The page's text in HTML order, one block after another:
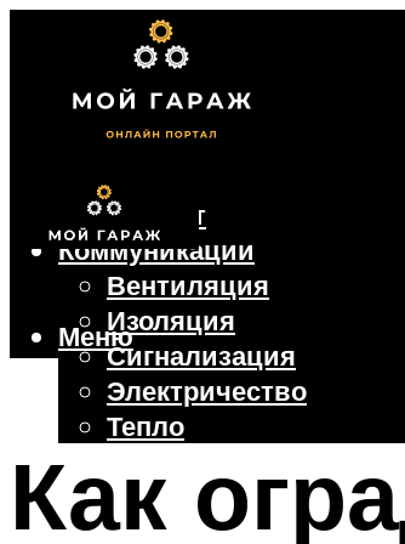
Фундамент
Коммуникации
Вентиляция
Изоляция
Сигнализация
Электричество
Тепло
Крыша
Ворота
Меню
Как